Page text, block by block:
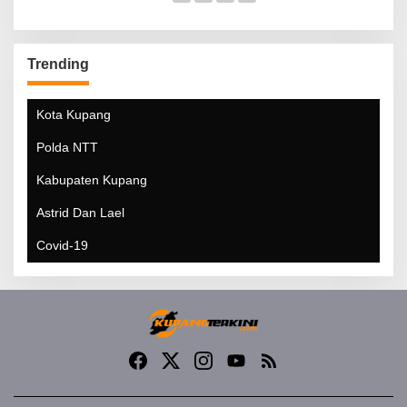
Trending
Kota Kupang
Polda NTT
Kabupaten Kupang
Astrid Dan Lael
Covid-19